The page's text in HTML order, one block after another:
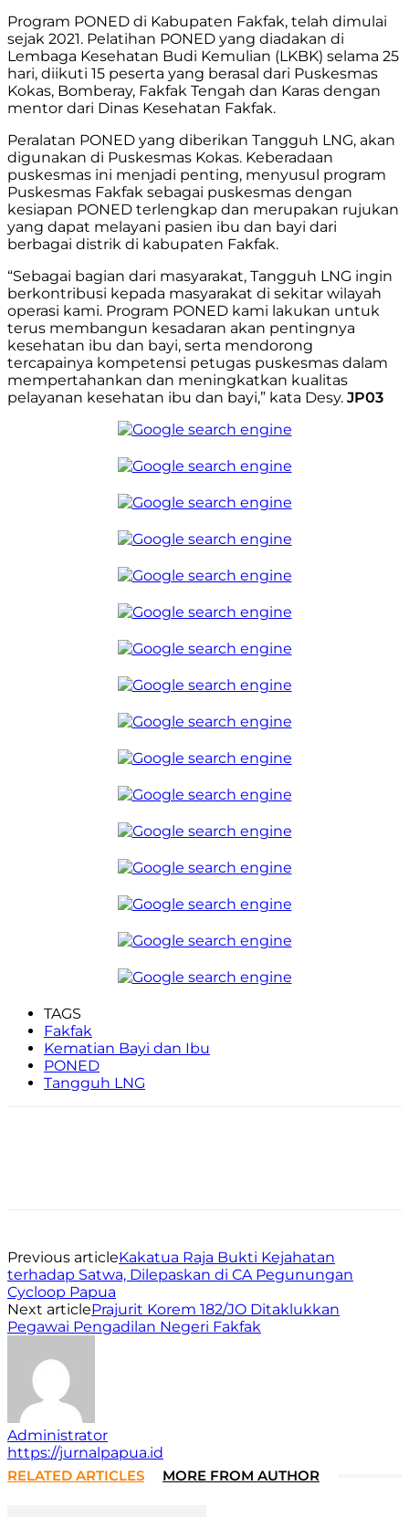
Program PONED di Kabupaten Fakfak, telah dimulai
sejak 2021. Pelatihan PONED yang diadakan di
Lembaga Kesehatan Budi Kemulian (LKBK) selama 25
hari, diikuti 15 peserta yang berasal dari Puskesmas
Kokas, Bomberay, Fakfak Tengah dan Karas dengan
mentor dari Dinas Kesehatan Fakfak.
Peralatan PONED yang diberikan Tangguh LNG, akan
digunakan di Puskesmas Kokas. Keberadaan
puskesmas ini menjadi penting, menyusul program
Puskesmas Fakfak sebagai puskesmas dengan
kesiapan PONED terlengkap dan merupakan rujukan
yang dapat melayani pasien ibu dan bayi dari
berbagai distrik di kabupaten Fakfak.
“Sebagai bagian dari masyarakat, Tangguh LNG ingin
berkontribusi kepada masyarakat di sekitar wilayah
operasi kami. Program PONED kami lakukan untuk
terus membangun kesadaran akan pentingnya
kesehatan ibu dan bayi, serta mendorong
tercapainya kompetensi petugas puskesmas dalam
mempertahankan dan meningkatkan kualitas
pelayanan kesehatan ibu dan bayi,” kata Desy. JP03
TAGS
Fakfak
Kematian Bayi dan Ibu
PONED
Tangguh LNG
Previous articleKakatua Raja Bukti Kejahatan
terhadap Satwa, Dilepaskan di CA Pegunungan
Cycloop Papua
Next articlePrajurit Korem 182/JO Ditaklukkan
Pegawai Pengadilan Negeri Fakfak
Administrator
https://jurnalpapua.id
RELATED ARTICLES
MORE FROM AUTHOR